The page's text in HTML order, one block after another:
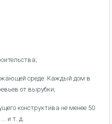
среде. Каждый дом в
от вырубки;
конструктива не менее 50
и т. д.